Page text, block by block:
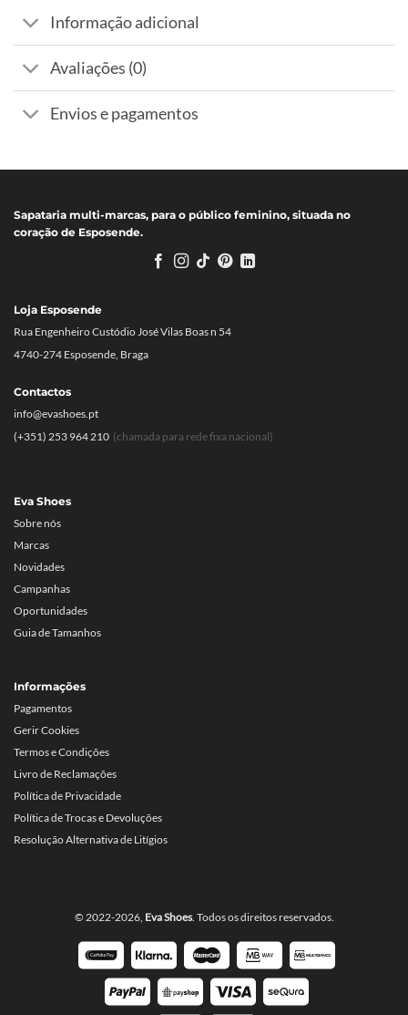
Informação adicional
Avaliações (0)
Envios e pagamentos
Sapataria multi-marcas, para o público feminino, situada no
coração de Esposende.
Eva Shoes
Sobre nós
Marcas
Novidades
Campanhas
Oportunidades
Guia de Tamanhos
Informações
Pagamentos
Gerir Cookies
Termos e Condições
Livro de Reclamações
Política de Privacidade
Política de Trocas e Devoluções
Resolução Alternativa de Litígios
Loja Esposende
Rua Engenheiro Custódio José Vilas Boas n 54
4740-274 Esposende, Braga
Contactos
info@evashoes.pt
(+351) 253 964 210 (chamada para rede fixa nacional)
© 2022-2026, Eva Shoes. Todos os direitos reservados.